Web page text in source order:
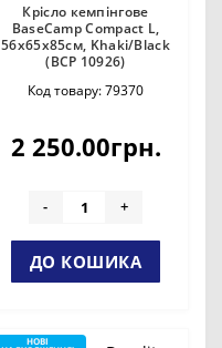
Крісло кемпінгове
BaseCamp Compact L,
56х65х85см, Khaki/Black
(BCP 10926)
Код товару: 79370
2 250.00грн.
- +
ДО КОШИКА
НОВІ